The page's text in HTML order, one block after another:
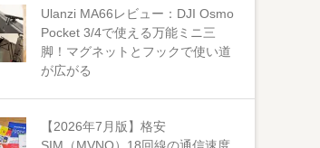
Ulanzi MA66レビュー：DJI Osmo
Pocket 3/4で使える万能ミニ三
脚！マグネットとフックで使い道
が広がる
【2026年7月版】格安
SIM（MVNO）18回線の通信速度